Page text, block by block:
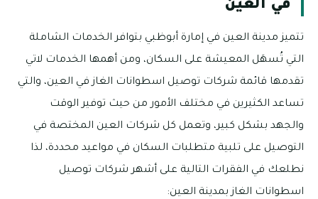
في العين
تتميز مدينة العين في إمارة أبوظبي بتوافر الخدمات الشاملة
التي تُسهَل المعيشة على السكان، ومن أهمها الخدمات لاتي
تقدمها قائمة شركات توصيل اسطوانات الغاز في العين، والتي
تساعد الكثيرين في مختلف الأمور من حيث توفير الوقت
والجهد بشكل كبير، وتعمل كل شركات العين المختصة في
التوصيل على تلبية متطلبات السكان في مواعيد محددة، لذا
نطلعك في الفقرات التالية على أشهر شركات توصيل
اسطوانات الغاز بمدينة العين: